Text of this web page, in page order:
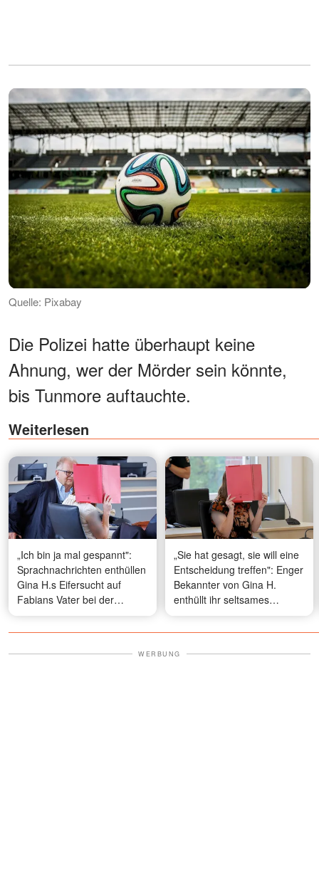
Quelle: Pixabay
Die Polizei hatte überhaupt keine
Ahnung, wer der Mörder sein könnte,
bis Tunmore auftauchte.
Weiterlesen
„Ich bin ja mal gespannt":
Sprachnachrichten enthüllen
Gina H.s Eifersucht auf
Fabians Vater bei der
Beerdigung – ihre Worte
„Sie hat gesagt, sie will eine
Entscheidung treffen": Enger
Bekannter von Gina H.
enthüllt ihr seltsames
Verhalten am Tag vor
Fabians Tod
WERBUNG